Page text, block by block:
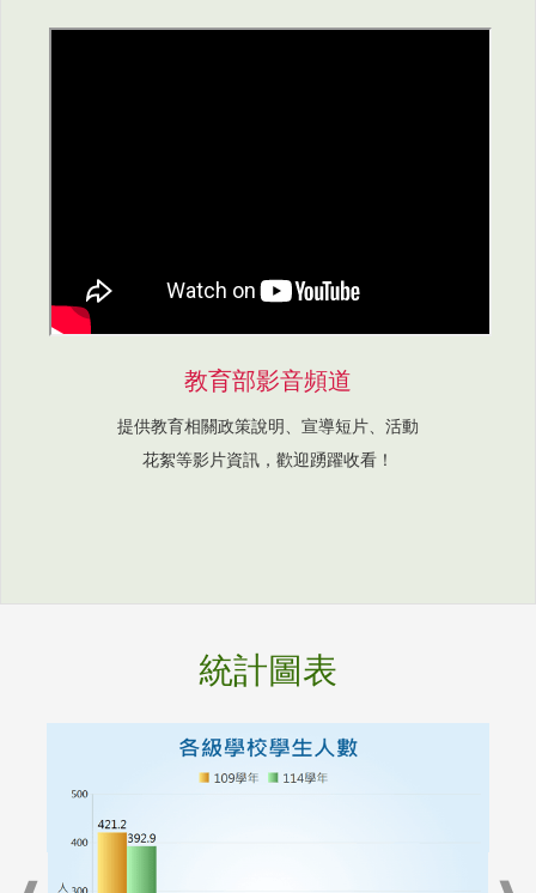
教育部影音頻道
提供教育相關政策說明、宣導短片、活動
花絮等影片資訊，歡迎踴躍收看！
統計圖表